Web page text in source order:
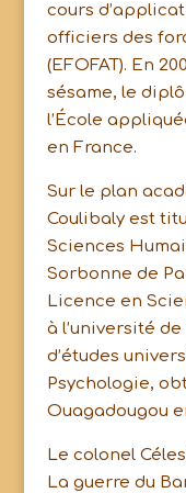
cours
officiers des
(EFOFAT). En
sésame, le
l’École
en France.
Sur le plan
Coulibaly est
Sciences
Sorbonne de
Licence en
à l’université
d’études
Psychologie,
Ouagadougou
Le colonel
La guerre du